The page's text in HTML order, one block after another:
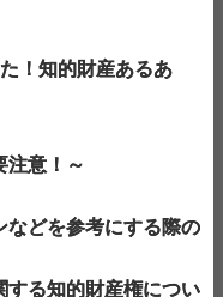
！知的財産あるあ
意！ ～
どを参考にする際の
る知的財産権につい